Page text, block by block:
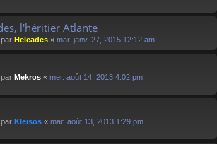
l'héritier Atlante
Heleades « mar. janv. 27, 2015 12:12 am
Mekros « mer. août 14, 2013 4:02 pm
Kleisos « mar. août 13, 2013 1:29 pm